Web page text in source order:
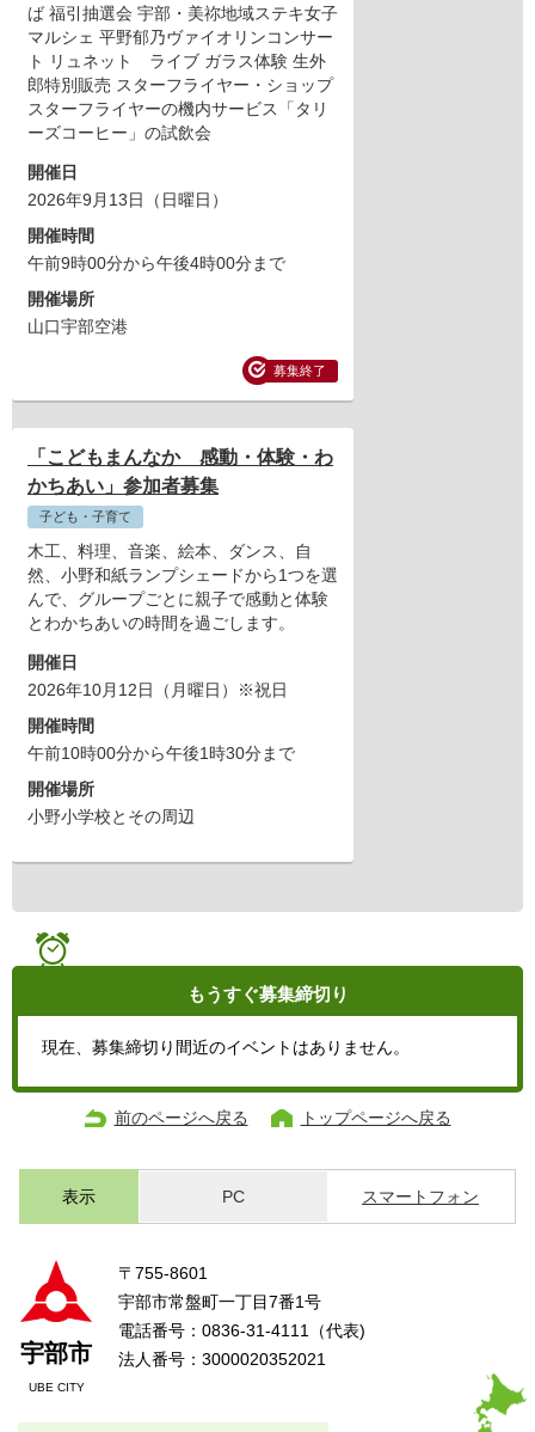
ば 福引抽選会 宇部・美祢地域ステキ女子
マルシェ 平野郁乃ヴァイオリンコンサー
ト リュネット ライブ ガラス体験 生外
郎特別販売 スターフライヤー・ショップ
スターフライヤーの機内サービス「タリ
ーズコーヒー」の試飲会
開催日
2026年9月13日（日曜日）
開催時間
午前9時00分から午後4時00分まで
開催場所
山口宇部空港
募集終了
「こどもまんなか 感動・体験・わ
かちあい」参加者募集
子ども・子育て
木工、料理、音楽、絵本、ダンス、自
然、小野和紙ランプシェードから1つを選
んで、グループごとに親子で感動と体験
とわかちあいの時間を過ごします。
開催日
2026年10月12日（月曜日）
※祝日
開催時間
午前10時00分から午後1時30分まで
開催場所
小野小学校とその周辺
もうすぐ募集締切り
現在、募集締切り間近のイベントはありません。
前のページへ戻る トップページへ戻る
表示 PC スマートフォン
宇部市
UBE CITY
〒755-8601
宇部市常盤町一丁目7番1号
電話番号：0836-31-4111（代表)
法人番号：3000020352021